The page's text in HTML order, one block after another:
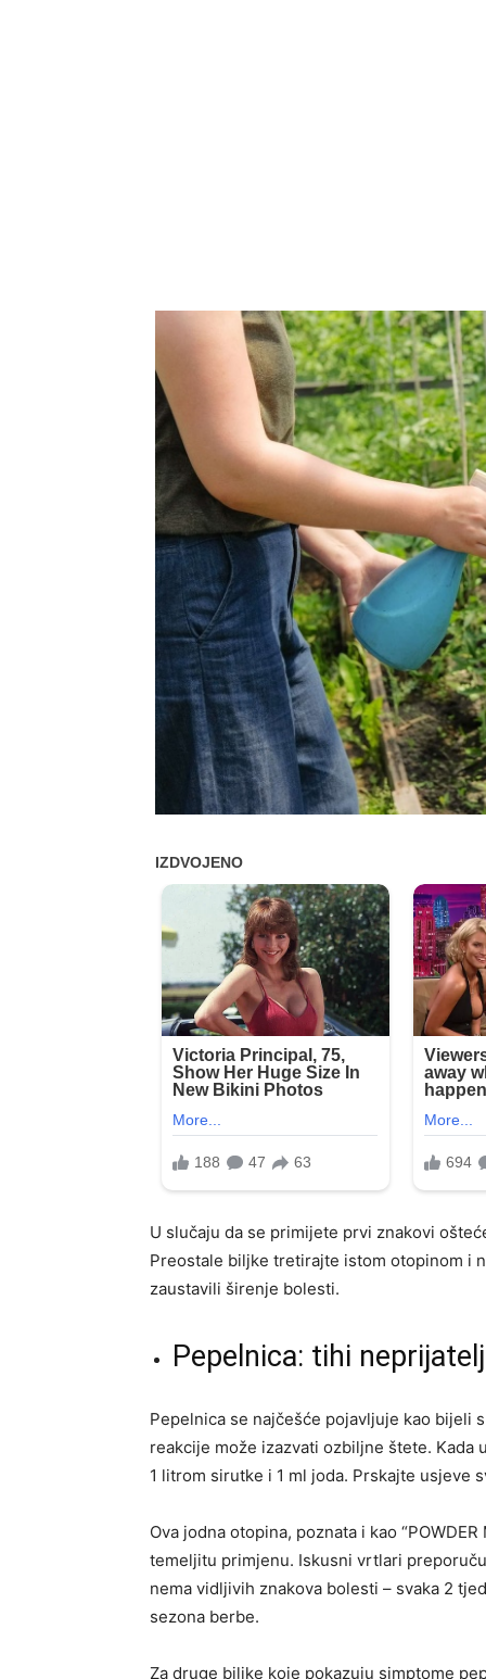
U slučaju da se primijete prvi znakovi
Preostale biljke tretirajte istom otopinom i
zaustavili širenje bolesti.
Pepelnica: tihi
Pepelnica se najčešće pojavljuje kao bijeli
reakcije može izazvati ozbiljne štete.
1 litrom sirutke i 1 ml joda. Prskajte usjeve
Ova jodna otopina, poznata i kao
temeljitu primjenu. Iskusni vrtlari
nema vidljivih znakova bolesti – svaka 2
sezona berbe.
Za druge biljke koje pokazuju simptome